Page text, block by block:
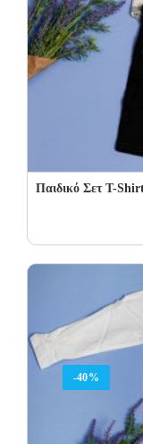
Παιδικό Σετ T-
-40%